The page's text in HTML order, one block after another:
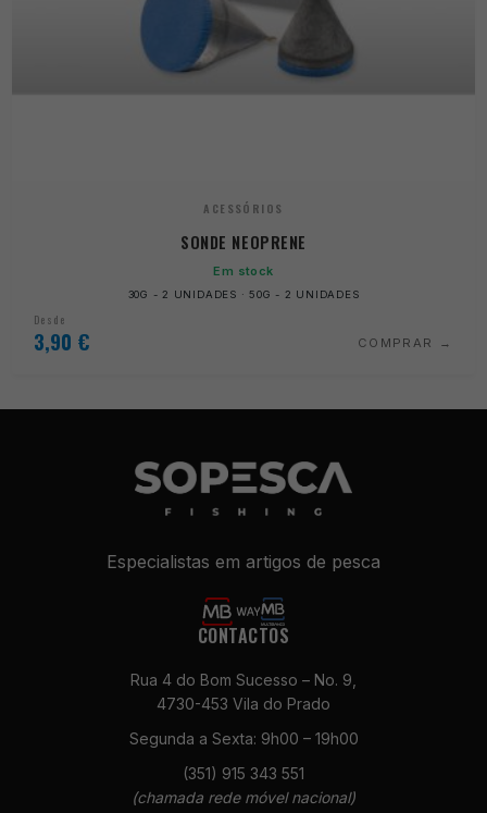
ACESSÓRIOS
SONDE NEOPRENE
Em stock
30G - 2 UNIDADES · 50G - 2 UNIDADES
Desde
3,90 € COMPRAR
Especialistas em artigos de pesca
CONTACTOS
Rua 4 do Bom Sucesso – No. 9,
4730-453 Vila do Prado
Segunda a Sexta: 9h00 – 19h00
(351) 915 343 551
(chamada rede móvel nacional)